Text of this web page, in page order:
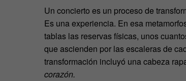
Un concierto es un proceso de
Es una experiencia. En esa
tablas las reservas físicas, unos
que ascienden por las escaleras de
transformación incluyó una cabeza
corazón.